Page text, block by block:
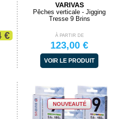
€
VARIVAS
Pêches verticale - Jigging
Tresse 9 Brins
À PARTIR DE
123,00 €
VOIR LE PRODUIT
NOUVEAUTÉ